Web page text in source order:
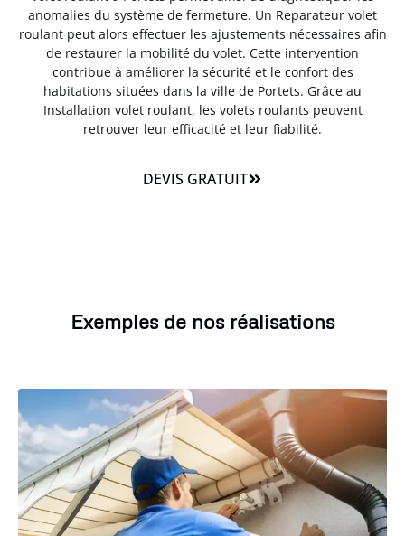
anomalies du système de fermeture. Un Reparateur volet
roulant peut alors effectuer les ajustements nécessaires afin
de restaurer la mobilité du volet. Cette intervention
contribue à améliorer la sécurité et le confort des
habitations situées dans la ville de Portets. Grâce au
Installation volet roulant, les volets roulants peuvent
retrouver leur efficacité et leur fiabilité.
DEVIS GRATUIT
Exemples de nos réalisations